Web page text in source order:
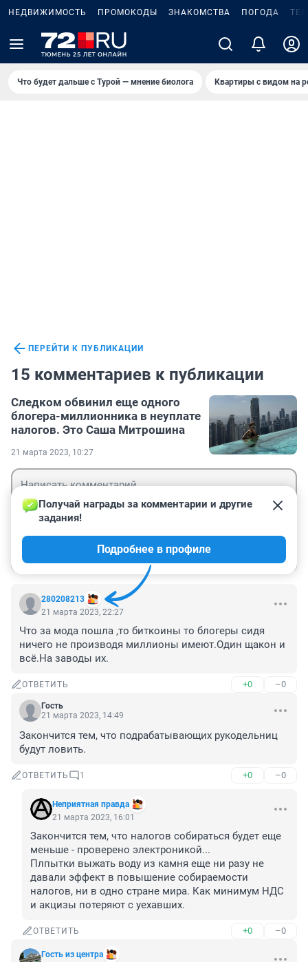
НЕДВИЖИМОСТЬ ПРОМОКОДЫ ЗНАКОМСТВА ПОГОДА
Что будет дальше с Турой — мнение биолога Квартиры с видом на
ПЕРЕЙТИ К ПУБЛИКАЦИИ
15 комментариев к публикации
Следком обвинил еще одного
блогера-миллионника в неуплате
налогов. Это Саша Митрошина
21 марта 2023, 10:27
280208213
Получай награды за комментарии и другие
задания!
Подробнее в профиле
21 марта 2023, 22:27
Что за мода пошла ,то биткоины то блогеры сидя
ничего не производя миллионы имеют.Один щакон и
всё.На заводы их.
ОТВЕТИТЬ +0 –0
Гость
21 марта 2023, 14:49
Закончится тем, что подрабатывающих рукодельниц
будут ловить.
ОТВЕТИТЬ 1 +0 –0
Неприятная правда
21 марта 2023, 16:01
Закончится тем, что налогов собираться будет еще
меньше - проверено электроникой...
Плпытки выжать воду из камня еще ни разу не
давали эффект в повышение собираемости
налогов, ни в одно стране мира. Как минимум НДС
и акцизы потеряют с уехавших.
ОТВЕТИТЬ +0 –0
Гость из центра